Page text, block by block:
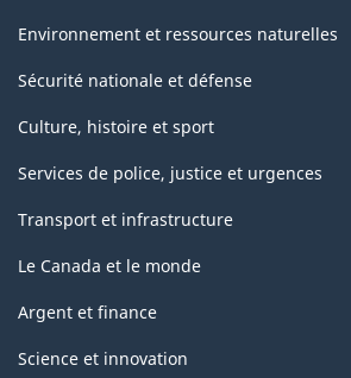
Environnement et ressources naturelles
Sécurité nationale et défense
Culture, histoire et sport
Services de police, justice et urgences
Transport et infrastructure
Le Canada et le monde
Argent et finance
Science et innovation